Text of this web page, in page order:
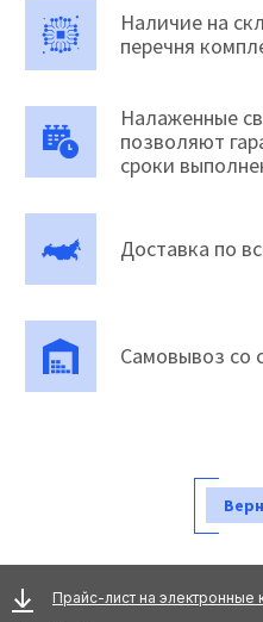
Наличие на
перечня
Налаженные
позволяют
сроки
Доставка по
Самовывоз со
Прайс-лист на